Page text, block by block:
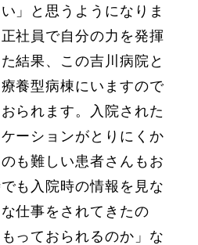
」と思うようになりま
社員で自分の力を発揮
結果、この吉川病院と
養型病棟にいますので
られます。入院された
ーションがとりにくか
も難しい患者さんもお
も入院時の情報を見な
仕事をされてきたの
っておられるのか」な